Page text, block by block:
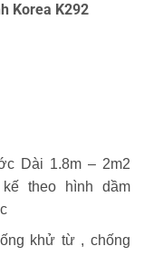
Korea K292
Dài 1.8m – 2m2
theo hình dầm
khử từ , chống